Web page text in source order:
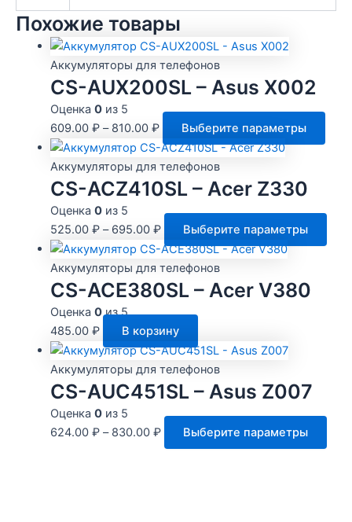
Похожие товары
Аккумуляторы для телефонов
CS-AUX200SL – Asus X002
Оценка 0из 5
609.00 ₽– 810.00 ₽ Выберите параметры
Аккумуляторы для телефонов
CS-ACZ410SL – Acer Z330
Оценка 0из 5
525.00 ₽– 695.00 ₽ Выберите параметры
Аккумуляторы для телефонов
CS-ACE380SL – Acer V380
Оценка 0из 5
485.00 ₽ В корзину
Аккумуляторы для телефонов
CS-AUC451SL – Asus Z007
Оценка 0из 5
624.00 ₽– 830.00 ₽ Выберите параметры